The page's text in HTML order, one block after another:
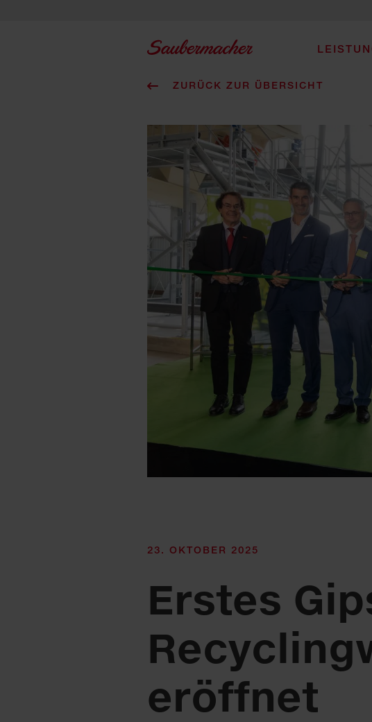
ZURÜCK ZUR ÜBERSICHT
23. OKTOBER 2025
Erstes
eröffnet